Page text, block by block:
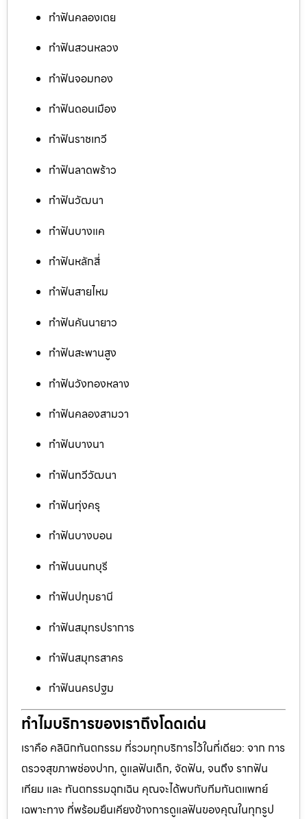
ทำฟันคลองเตย
ทำฟันสวนหลวง
ทำฟันจอมทอง
ทำฟันดอนเมือง
ทำฟันราชเทวี
ทำฟันลาดพร้าว
ทำฟันวัฒนา
ทำฟันบางแค
ทำฟันหลักสี่
ทำฟันสายไหม
ทำฟันคันนายาว
ทำฟันสะพานสูง
ทำฟันวังทองหลาง
ทำฟันคลองสามวา
ทำฟันบางนา
ทำฟันทวีวัฒนา
ทำฟันทุ่งครุ
ทำฟันบางบอน
ทำฟันนนทบุรี
ทำฟันปทุมธานี
ทำฟันสมุทรปราการ
ทำฟันสมุทรสาคร
ทำฟันนครปฐม
ทำไมบริการของเราถึงโดดเด่น
เราคือ คลินิกทันตกรรม ที่รวมทุกบริการไว้ในที่เดียว: จาก การ
ตรวจสุขภาพช่องปาก, ดูแลฟันเด็ก, จัดฟัน, จนถึง รากฟัน
เทียม และ ทันตกรรมฉุกเฉิน คุณจะได้พบกับทีมทันตแพทย์
เฉพาะทาง ที่พร้อมยืนเคียงข้างการดูแลฟันของคุณในทุกรูป